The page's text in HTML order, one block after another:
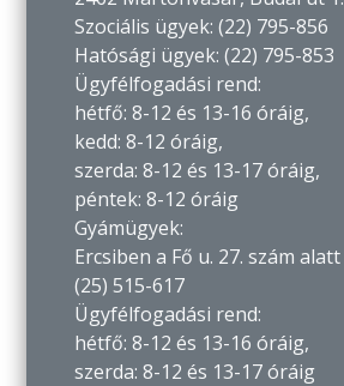
Szociális ügyek: (22) 795-856
Hatósági ügyek: (22) 795-853
Ügyfélfogadási rend:
hétfő: 8-12 és 13-16 óráig,
kedd: 8-12 óráig,
szerda: 8-12 és 13-17 óráig,
péntek: 8-12 óráig
Gyámügyek:
Ercsiben a Fő u. 27. szám alatt
(25) 515-617
Ügyfélfogadási rend:
hétfő: 8-12 és 13-16 óráig,
szerda: 8-12 és 13-17 óráig